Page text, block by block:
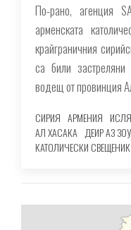
По-рано, агенция
арменската
крайграничния
са били
водещ от провинция
СИРИЯ АРМЕНИЯ
АЛ ХАСАКА
ДЕИР АЗ
КАТОЛИЧЕСКИ СВЕЩЕНИК